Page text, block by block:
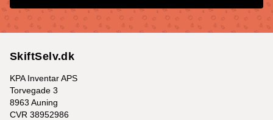
SkiftSelv.dk
KPA Inventar APS
Torvegade 3
8963 Auning
CVR 38952986